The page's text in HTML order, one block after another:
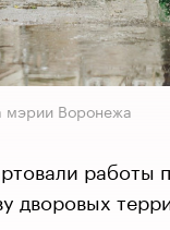
мэрии Воронежа
работы
дворовых